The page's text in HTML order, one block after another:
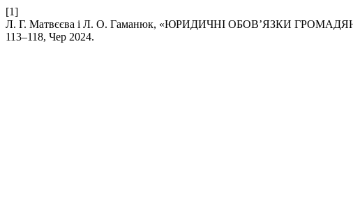
[1]
Л. Г. Матвєєва і Л. О. Гаманюк, «ЮРИДИЧНІ ОБОВ’ЯЗКИ
113–118, Чер 2024.